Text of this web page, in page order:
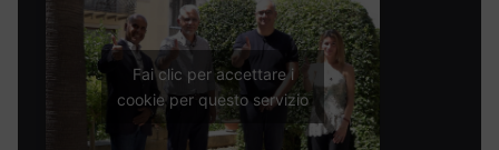
Fai clic per accettare i
cookie per questo servizio